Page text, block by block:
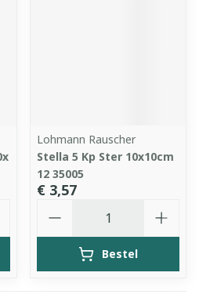
Lohmann Rauscher
Stella 5 Kp Ster 10x10cm
12 35005
€ 3,57
Bestel